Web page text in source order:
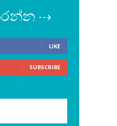
⇢
LIKE
SUBSCRIBE